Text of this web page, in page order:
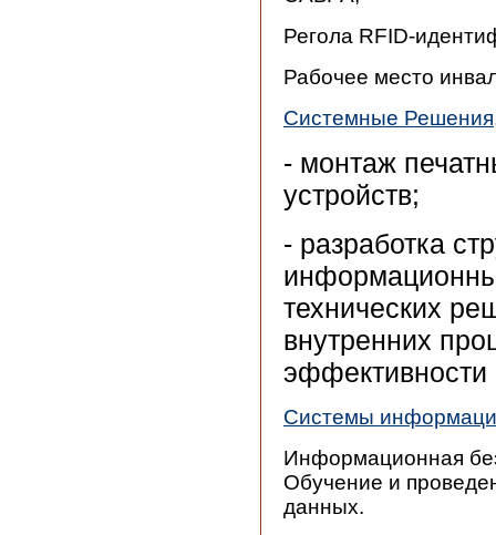
Регола RFID-
Рабочее место
Системные
- монтаж
устройств;
- разработка
технических
внутренних
эффективности
Системы
Информационная
Обучение и
данных.